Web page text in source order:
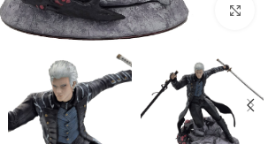
بزرگنمایی تصویر